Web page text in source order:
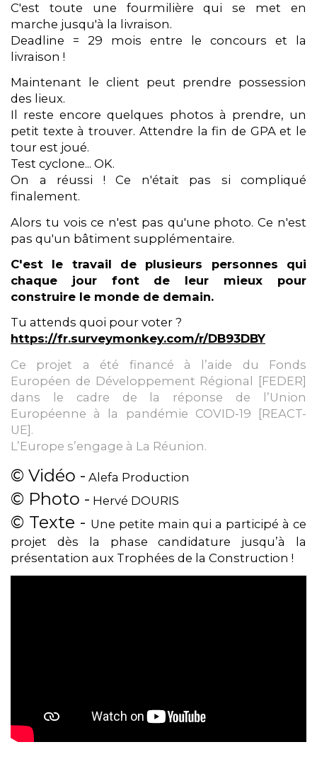
C'est toute une fourmilière qui se met en
marche jusqu'à la livraison.
Deadline = 29 mois entre le concours et la
livraison !
Maintenant le client peut prendre possession
des lieux.
Il reste encore quelques photos à prendre, un
petit texte à trouver. Attendre la fin de GPA et le
tour est joué.
Test cyclone... OK.
On a réussi ! Ce n'était pas si compliqué
finalement.
Alors tu vois ce n'est pas qu'une photo. Ce n'est
pas qu'un bâtiment supplémentaire.
C'est le travail de plusieurs personnes qui
chaque jour font de leur mieux pour
construire le monde de demain.
Tu attends quoi pour voter ?
https://fr.surveymonkey.com/r/DB93DBY
Ce projet a été financé à l’aide du Fonds
Européen de Développement Régional [FEDER]
dans le cadre de la réponse de l’Union
Européenne à la pandémie COVID-19 [REACT-
UE].
L’Europe s’engage à La Réunion.
© Vidéo - Alefa Production
© Photo - Hervé DOURIS
© Texte - Une petite main qui a participé à ce
projet dès la phase candidature jusqu’à la
présentation aux Trophées de la Construction !